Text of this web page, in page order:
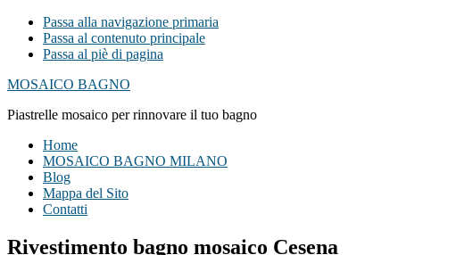
Passa alla navigazione primaria
Passa al contenuto principale
Passa al piè di pagina
MOSAICO BAGNO
Piastrelle mosaico per rinnovare il tuo bagno
Home
MOSAICO BAGNO MILANO
Blog
Mappa del Sito
Contatti
Rivestimento bagno mosaico Cesena